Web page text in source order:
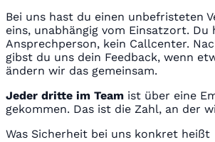
Bei uns hast du einen unbefristeten
eins, unabhängig vom Einsatzort. Du
Ansprechperson, kein Callcenter.
gibst du uns dein Feedback, wenn
ändern wir das gemeinsam.
Jeder dritte im Team ist über eine
gekommen. Das ist die Zahl, an der
Was Sicherheit bei uns konkret heißt